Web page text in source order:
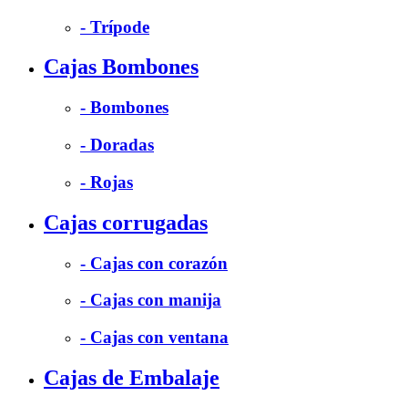
- Trípode
Cajas Bombones
- Bombones
- Doradas
- Rojas
Cajas corrugadas
- Cajas con corazón
- Cajas con manija
- Cajas con ventana
Cajas de Embalaje